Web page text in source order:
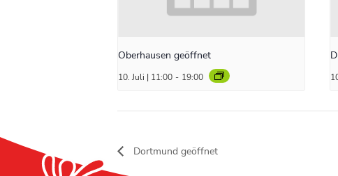
Oberhausen geöffnet
10. Juli | 11:00 - 19:00
Dortmund geöffnet